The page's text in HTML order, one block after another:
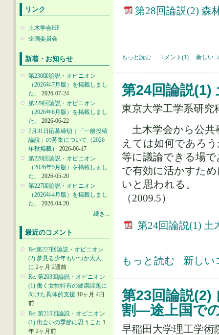
リンク
土木学会HP
企画委員会
新着・お知らせ
第230回論説・オピニオン
（2026年7月版）を掲載しまし
た。
2026-07-24
第229回論説・オピニオン
（2026年6月版）を掲載しまし
た。
2026-06-22
7月31日応募締切｜「一般投稿
論説」の募集について（2026
年秋掲載）
2026-06-17
第228回論説・オピニオン
（2026年5月版）を掲載しまし
た。
2026-05-20
第227回論説・オピニオン
（2026年4月版）を掲載しまし
た。
2026-04-20
続き...
最近のコメント
Re:第227回論説・オピニオン
(2) 夢見る少年もいつか大人
に 2ヶ月 2週前
Re: 第203回論説・オピニオン
(1) 働く女性特有の健康課題に
向けた具体的支援 10ヶ月 4日
前
Re: 第215回論説・オピニオン
(1) 出会いの季節に思うこと 1
年 2ヶ月前
第28回論説(2) 森
第28回論説(2) 森林の現状をどう見
もっと読む コメント(1) 新しい
第24回論説(1)
東京大学工学系研究
土木学会から公共
えては如何であろ
等に議論できる場
で有効に活かすた
いと思われる。
（2009.5）
第24回論説(1)
第24回論説(1) 土木学会から契約約
もっと読む 新しい
第23回論説(2)
割―途上国で
早稲田大学理工学術